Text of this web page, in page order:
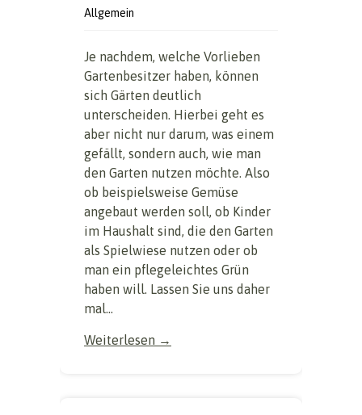
Allgemein
Je nachdem, welche Vorlieben
Gartenbesitzer haben, können
sich Gärten deutlich
unterscheiden. Hierbei geht es
aber nicht nur darum, was einem
gefällt, sondern auch, wie man
den Garten nutzen möchte. Also
ob beispielsweise Gemüse
angebaut werden soll, ob Kinder
im Haushalt sind, die den Garten
als Spielwiese nutzen oder ob
man ein pflegeleichtes Grün
haben will. Lassen Sie uns daher
mal...
Weiterlesen →